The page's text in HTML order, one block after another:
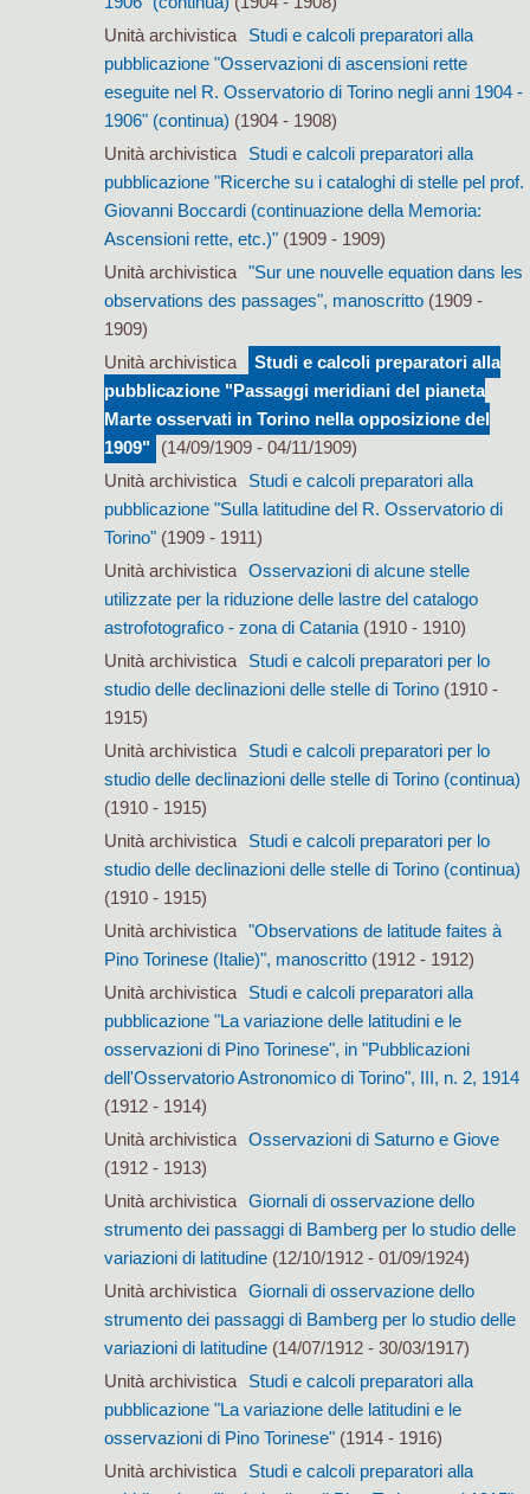
Unità archivistica
Studi e calcoli preparatori alla
pubblicazione "Osservazioni di ascensioni rette
eseguite nel R. Osservatorio di Torino negli anni 1904 -
1906" (continua) (1904 - 1908)
Unità archivistica
Studi e calcoli preparatori alla
pubblicazione "Ricerche su i cataloghi di stelle pel prof.
Giovanni Boccardi (continuazione della Memoria:
Ascensioni rette, etc.)"(1909 - 1909)
Unità archivistica
"Sur une nouvelle equation dans les
observations des passages", manoscritto(1909 -
1909)
Unità archivistica
Studi e calcoli preparatori alla
pubblicazione "Passaggi meridiani del pianeta
Marte osservati in Torino nella opposizione del
1909"
(14/09/1909 - 04/11/1909)
Unità archivistica
Studi e calcoli preparatori alla
pubblicazione "Sulla latitudine del R. Osservatorio di
Torino"(1909 - 1911)
Unità archivistica
Osservazioni di alcune stelle
utilizzate per la riduzione delle lastre del catalogo
astrofotografico - zona di Catania(1910 - 1910)
Unità archivistica
Studi e calcoli preparatori per lo
studio delle declinazioni delle stelle di Torino(1910 -
1915)
Unità archivistica
Studi e calcoli preparatori per lo
studio delle declinazioni delle stelle di Torino (continua)
(1910 - 1915)
Unità archivistica
Studi e calcoli preparatori per lo
studio delle declinazioni delle stelle di Torino (continua)
(1910 - 1915)
Unità archivistica
"Observations de latitude faites à
Pino Torinese (Italie)", manoscritto(1912 - 1912)
Unità archivistica
Studi e calcoli preparatori alla
pubblicazione "La variazione delle latitudini e le
osservazioni di Pino Torinese", in "Pubblicazioni
dell'Osservatorio Astronomico di Torino", III, n. 2, 1914
(1912 - 1914)
Unità archivistica
Osservazioni di Saturno e Giove
(1912 - 1913)
Unità archivistica
Giornali di osservazione dello
strumento dei passaggi di Bamberg per lo studio delle
variazioni di latitudine(12/10/1912 - 01/09/1924)
Unità archivistica
Giornali di osservazione dello
strumento dei passaggi di Bamberg per lo studio delle
variazioni di latitudine(14/07/1912 - 30/03/1917)
Unità archivistica
Studi e calcoli preparatori alla
pubblicazione "La variazione delle latitudini e le
osservazioni di Pino Torinese"(1914 - 1916)
Unità archivistica
Studi e calcoli preparatori alla